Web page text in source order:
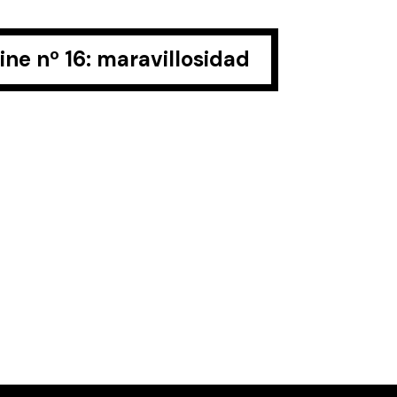
nº 16: maravillosidad